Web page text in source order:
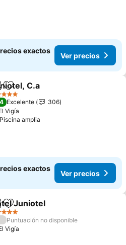
exactos
Ver precios
Agregar a favoritos
C.a
Excelente
306
Vigía
Piscina amplia
exactos
Ver precios
Agregar a favoritos
Juniotel
Puntuación no disponible
Vigía